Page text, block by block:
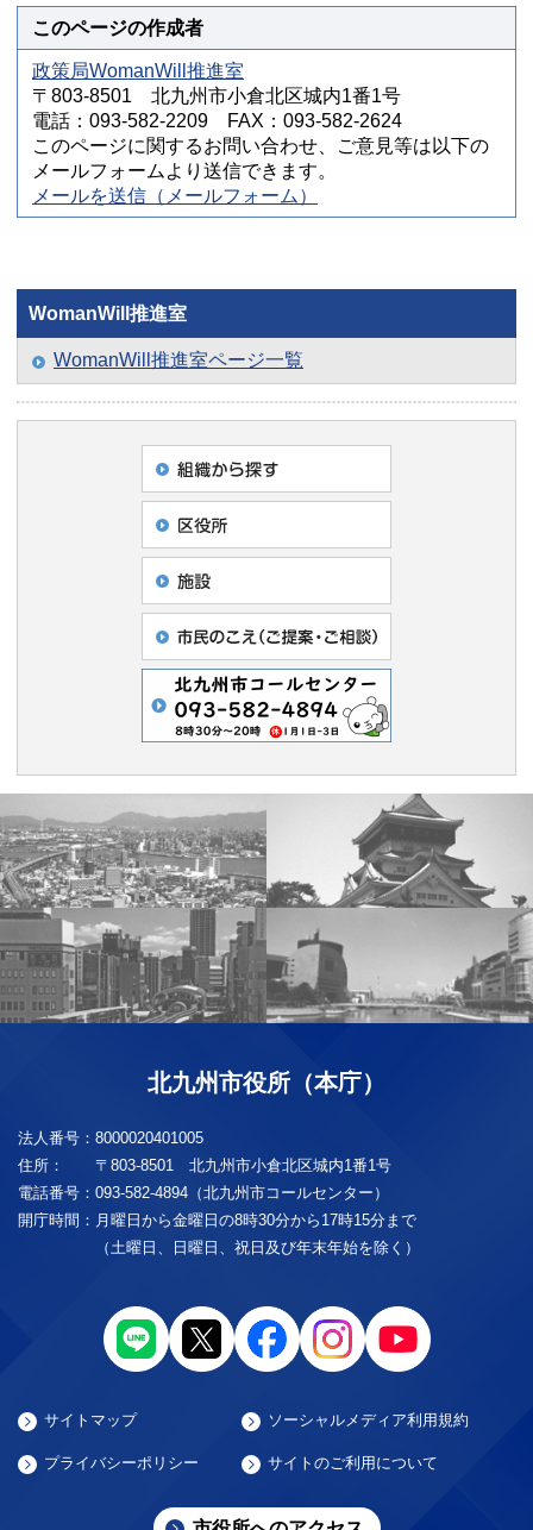
このページの作成者
政策局WomanWill推進室
〒803-8501 北九州市小倉北区城内1番1号
電話：093-582-2209 FAX：093-582-2624
このページに関するお問い合わせ、ご意見等は以下の
メールフォームより送信できます。
メールを送信（メールフォーム）
WomanWill推進室
WomanWill推進室ページ一覧
北九州市役所（本庁）
法人番号： 8000020401005
住所：
〒803-8501 北九州市小倉北区城内1番1号
電話番号： 093-582-4894（北九州市コールセンター）
開庁時間： 月曜日から金曜日の8時30分から17時15分まで
（土曜日、日曜日、祝日及び年末年始を除く）
サイトマップ ソーシャルメディア利用規約
プライバシーポリシー サイトのご利用について